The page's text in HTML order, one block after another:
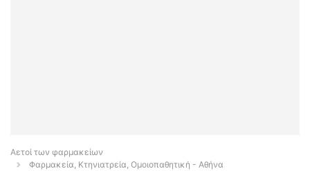
Αετοί των φαρμακείων
Φαρμακεία, Κτηνιατρεία, Ομοιοπαθητική - Αθήνα